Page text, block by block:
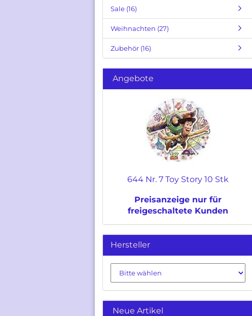
Sale (16)
Weihnachten (27)
Zubehör (16)
Angebote
644 Nr. 7 Toy Story 10 Stk
Preisanzeige nur für
freigeschaltete Kunden
Hersteller
Neue Artikel